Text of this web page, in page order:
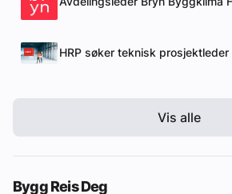
HRP søker teknisk prosjektleder
Vis alle
Bygg Reis Deg